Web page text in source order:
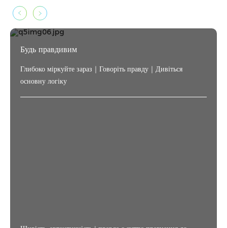
Будь правдивим
Глибоко міркуйте зараз｜Говоріть правду｜Дивіться
основну логіку